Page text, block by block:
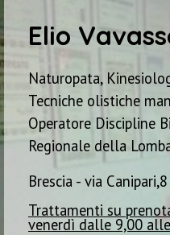
Elio
Naturopata,
Tecniche olistiche
Operatore Discipline
Regionale della
Brescia - via Canipari,8
Trattamenti su
venerdì dalle 9,00